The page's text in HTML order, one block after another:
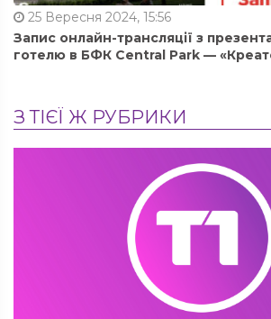
25 Вересня 2024, 15:56
Запис онлайн-трансляції з
готелю в БФК Central Park —
З ТІЄЇ Ж РУБРИКИ